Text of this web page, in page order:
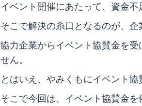
イベント開催にあたって、資金不
そこで解決の糸口となるのが、企
協力企業からイベント協賛金を
せん。
とはいえ、やみくもにイベント協
そこで今回は、イベント協賛金を